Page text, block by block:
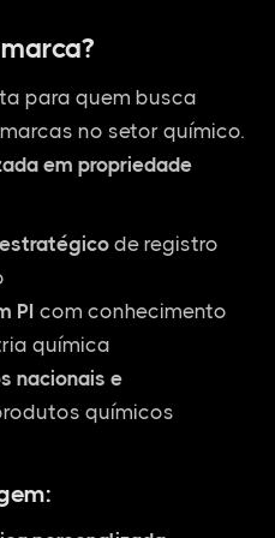
para quem busca
no setor químico.
em propriedade
de registro
PI com conhecimento
química
nacionais e
químicos